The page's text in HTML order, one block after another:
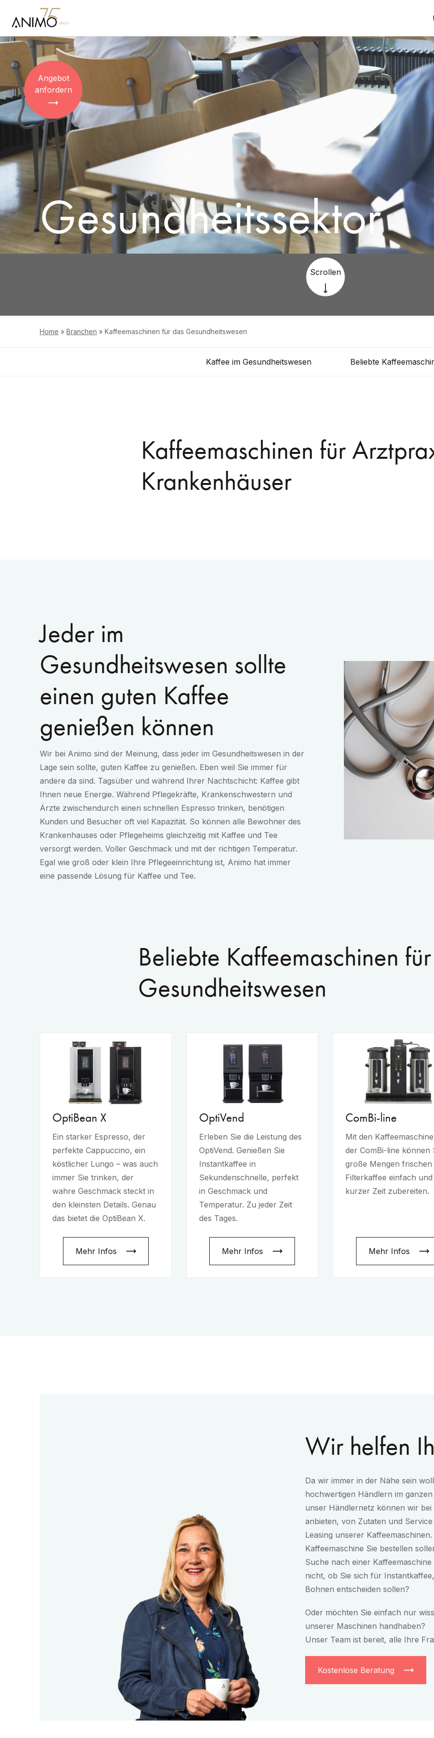
Home » Branchen » Kaffeemaschinen für das Gesundheitswesen
Gesundheitssektor
Scrollen
Kaffee im Gesundheitswesen Beliebte
Kaffeemaschinen für
Krankenhäuser
Jeder im
Gesundheitswesen sollte
einen guten Kaffee
genießen können
Wir bei Animo sind der Meinung, dass jeder im Gesundheitswesen in der
Lage sein sollte, guten Kaffee zu genießen. Eben weil Sie immer für
andere da sind. Tagsüber und während Ihrer Nachtschicht: Kaffee gibt
Ihnen neue Energie. Während Pflegekräfte, Krankenschwestern und
Ärzte zwischendurch einen schnellen Espresso trinken, benötigen
Kunden und Besucher oft viel Kapazität. So können alle Bewohner des
Krankenhauses oder Pflegeheims gleichzeitig mit Kaffee und Tee
versorgt werden. Voller Geschmack und mit der richtigen Temperatur.
Egal wie groß oder klein Ihre Pflegeeinrichtung ist, Animo hat immer
eine passende Lösung für Kaffee und Tee.
Beliebte Kaffeemaschinen
Gesundheitswesen
OptiBean X
Ein starker Espresso, der
perfekte Cappuccino, ein
köstlicher Lungo – was auch
immer Sie trinken, der
wahre Geschmack steckt in
den kleinsten Details. Genau
das bietet die OptiBean X.
Mehr Infos
OptiVend
Erleben Sie die Leistung des
OptiVend. Genießen Sie
Instantkaffee in
Sekundenschnelle, perfekt
in Geschmack und
Temperatur. Zu jeder Zeit
des Tages.
Mehr Infos
ComBi-line
Mit den
der ComBi-line können
große Mengen frischen
Filterkaffee einfach
kurzer Zeit zubereiten.
Mehr Infos
Wir helfen
Da wir immer in der Nähe sein
hochwertigen Händlern im
unser Händlernetz können wir
anbieten, von Zutaten und
Leasing unserer
Kaffeemaschine Sie bestellen
Suche nach einer
nicht, ob Sie sich für
Bohnen entscheiden sollen?
Oder möchten Sie einfach nur
unserer Maschinen handhaben?
Unser Team ist bereit, alle Ihre
Kostenlose Beratung
Angebot
anfordern